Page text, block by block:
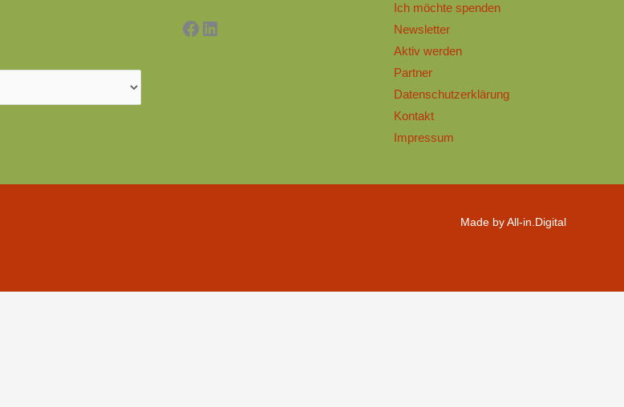
Ich möchte spenden
Newsletter
Aktiv werden
Partner
Datenschutzerklärung
Kontakt
Impressum
Made by All-in.Digital